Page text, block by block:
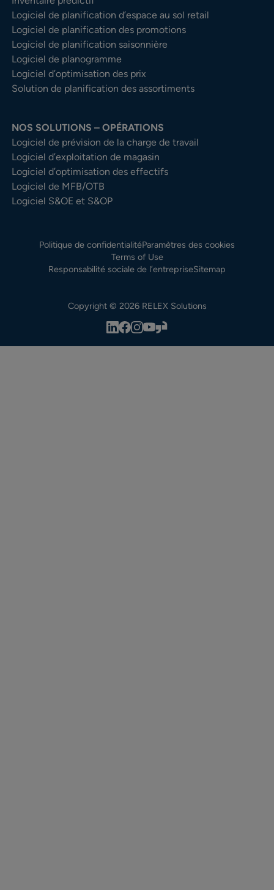
Logiciel de planification d’espace au sol retail
Logiciel de planification des promotions
Logiciel de planification saisonnière
Logiciel de planogramme
Logiciel d’optimisation des prix
Solution de planification des assortiments
NOS SOLUTIONS – OPÉRATIONS
Logiciel de prévision de la charge de travail
Logiciel d’exploitation de magasin
Logiciel d’optimisation des effectifs
Logiciel de MFB/OTB
Logiciel S&OE et S&OP
Politique de confidentialitéParamètres des cookies
Terms of Use
Responsabilité sociale de l’entrepriseSitemap
Copyright © 2026 RELEX Solutions